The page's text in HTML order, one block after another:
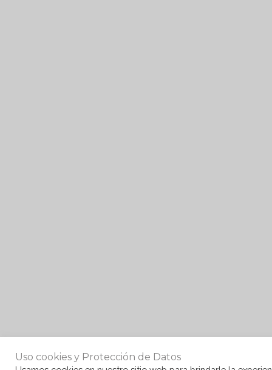
Uso cookies y Protección de Datos